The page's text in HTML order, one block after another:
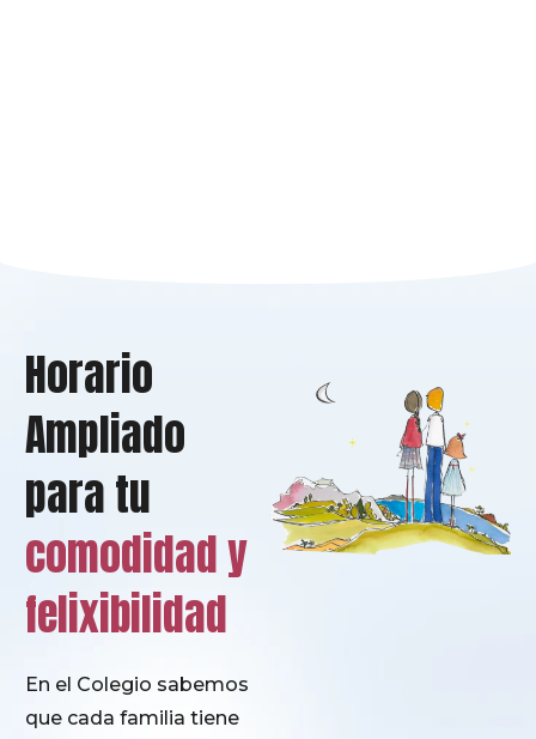
Horario
Ampliado
para tu
comodidad y
felixibilidad
En el Colegio sabemos
que cada familia tiene